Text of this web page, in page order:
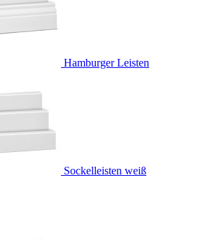
Hamburger Leisten
Sockelleisten weiß